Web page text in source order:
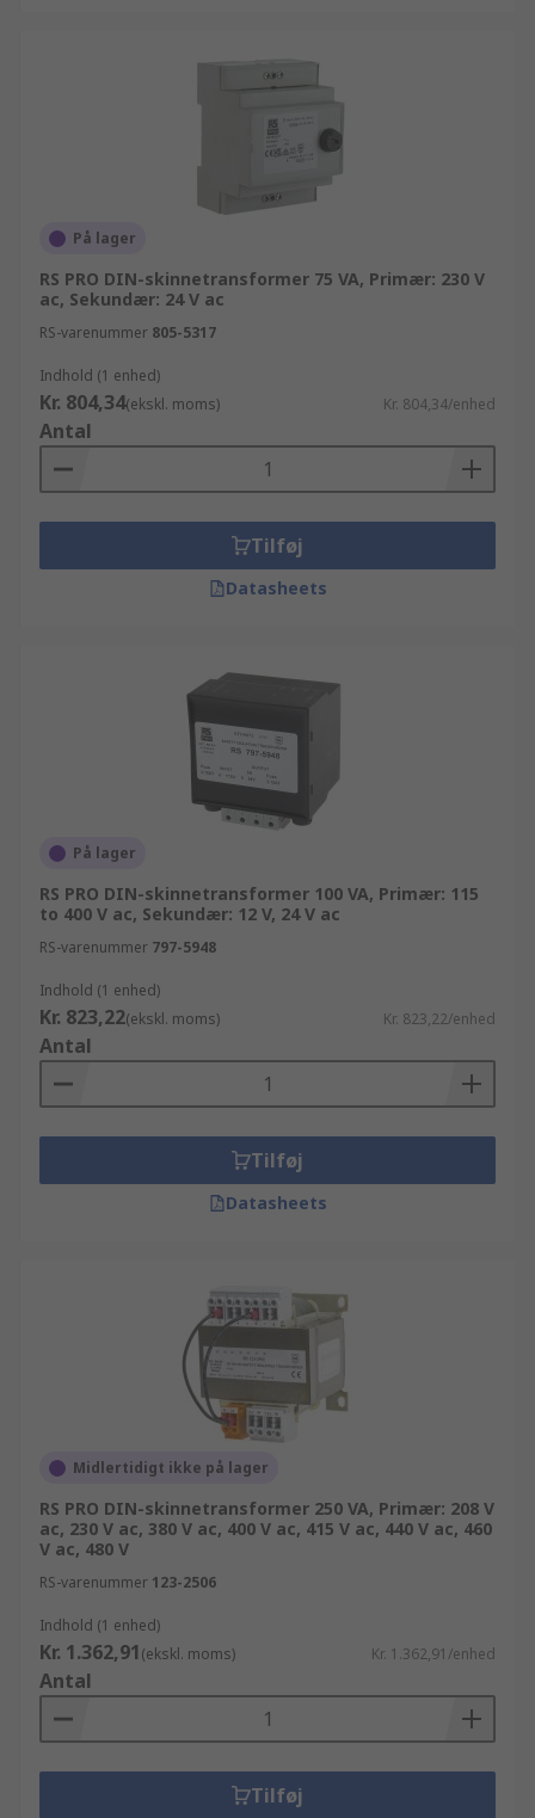
På lager
RS PRO DIN-skinnetransformer 75 VA, Primær: 230 V
ac, Sekundær: 24 V ac
RS-varenummer 805-5317
Indhold (1 enhed)
Kr. 804,34(ekskl. moms) Kr. 804,34/enhed
Antal
Tilføj
Datasheets
På lager
RS PRO DIN-skinnetransformer 100 VA, Primær: 115
to 400 V ac, Sekundær: 12 V, 24 V ac
RS-varenummer 797-5948
Indhold (1 enhed)
Kr. 823,22(ekskl. moms) Kr. 823,22/enhed
Antal
Tilføj
Datasheets
Midlertidigt ikke på lager
RS PRO DIN-skinnetransformer 250 VA, Primær: 208 V
ac, 230 V ac, 380 V ac, 400 V ac, 415 V ac, 440 V ac, 460
V ac, 480 V
RS-varenummer 123-2506
Indhold (1 enhed)
Kr. 1.362,91(ekskl. moms) Kr. 1.362,91/enhed
Antal
Tilføj